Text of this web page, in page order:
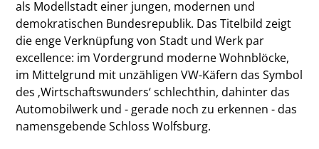
als Modellstadt einer jungen, modernen und
demokratischen Bundesrepublik. Das Titelbild zeigt
die enge Verknüpfung von Stadt und Werk par
excellence: im Vordergrund moderne Wohnblöcke,
im Mittelgrund mit unzähligen VW-Käfern das Symbol
des ‚Wirtschaftswunders‘ schlechthin, dahinter das
Automobilwerk und - gerade noch zu erkennen - das
namensgebende Schloss Wolfsburg.